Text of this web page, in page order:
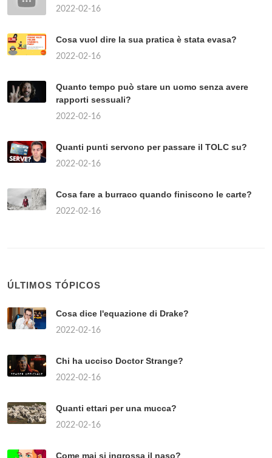
2022-02-16
Cosa vuol dire la sua pratica è stata evasa?
2022-02-16
Quanto tempo può stare un uomo senza avere
rapporti sessuali?
2022-02-16
Quanti punti servono per passare il TOLC su?
2022-02-16
Cosa fare a burraco quando finiscono le carte?
2022-02-16
ÚLTIMOS TÓPICOS
Cosa dice l'equazione di Drake?
2022-02-16
Chi ha ucciso Doctor Strange?
2022-02-16
Quanti ettari per una mucca?
2022-02-16
Come mai si ingrossa il naso?